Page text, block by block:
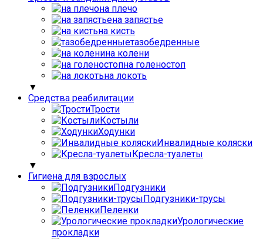
на плечо
на запястье
на кисть
тазобедренные
на колени
на голеностоп
на локоть
▼
Средства реабилитации
Трости
Костыли
Ходунки
Инвалидные коляски
Кресла-туалеты
▼
Гигиена для взрослых
Подгузники
Подгузники-трусы
Пеленки
Урологические
прокладки